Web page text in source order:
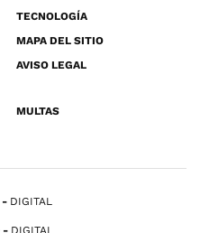
TECNOLOGÍA
MAPA DEL SITIO
AVISO LEGAL
MULTAS
DIGITAL
DIGITAL